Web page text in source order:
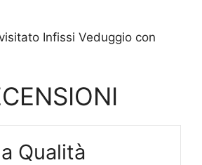
Infissi Veduggio con
Qualità